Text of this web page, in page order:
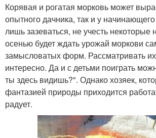
Корявая и рогатая морковь может
опытного дачника, так и у
лишь зазеваться, не учесть
осенью будет ждать урожай моркови
замысловатых форм. Рассматривать
интересно. Да и с детьми поиграть
ты здесь видишь?". Однако хозяек,
фантазией природы приходится
радует.